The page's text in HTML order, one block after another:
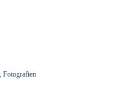
Fotografien